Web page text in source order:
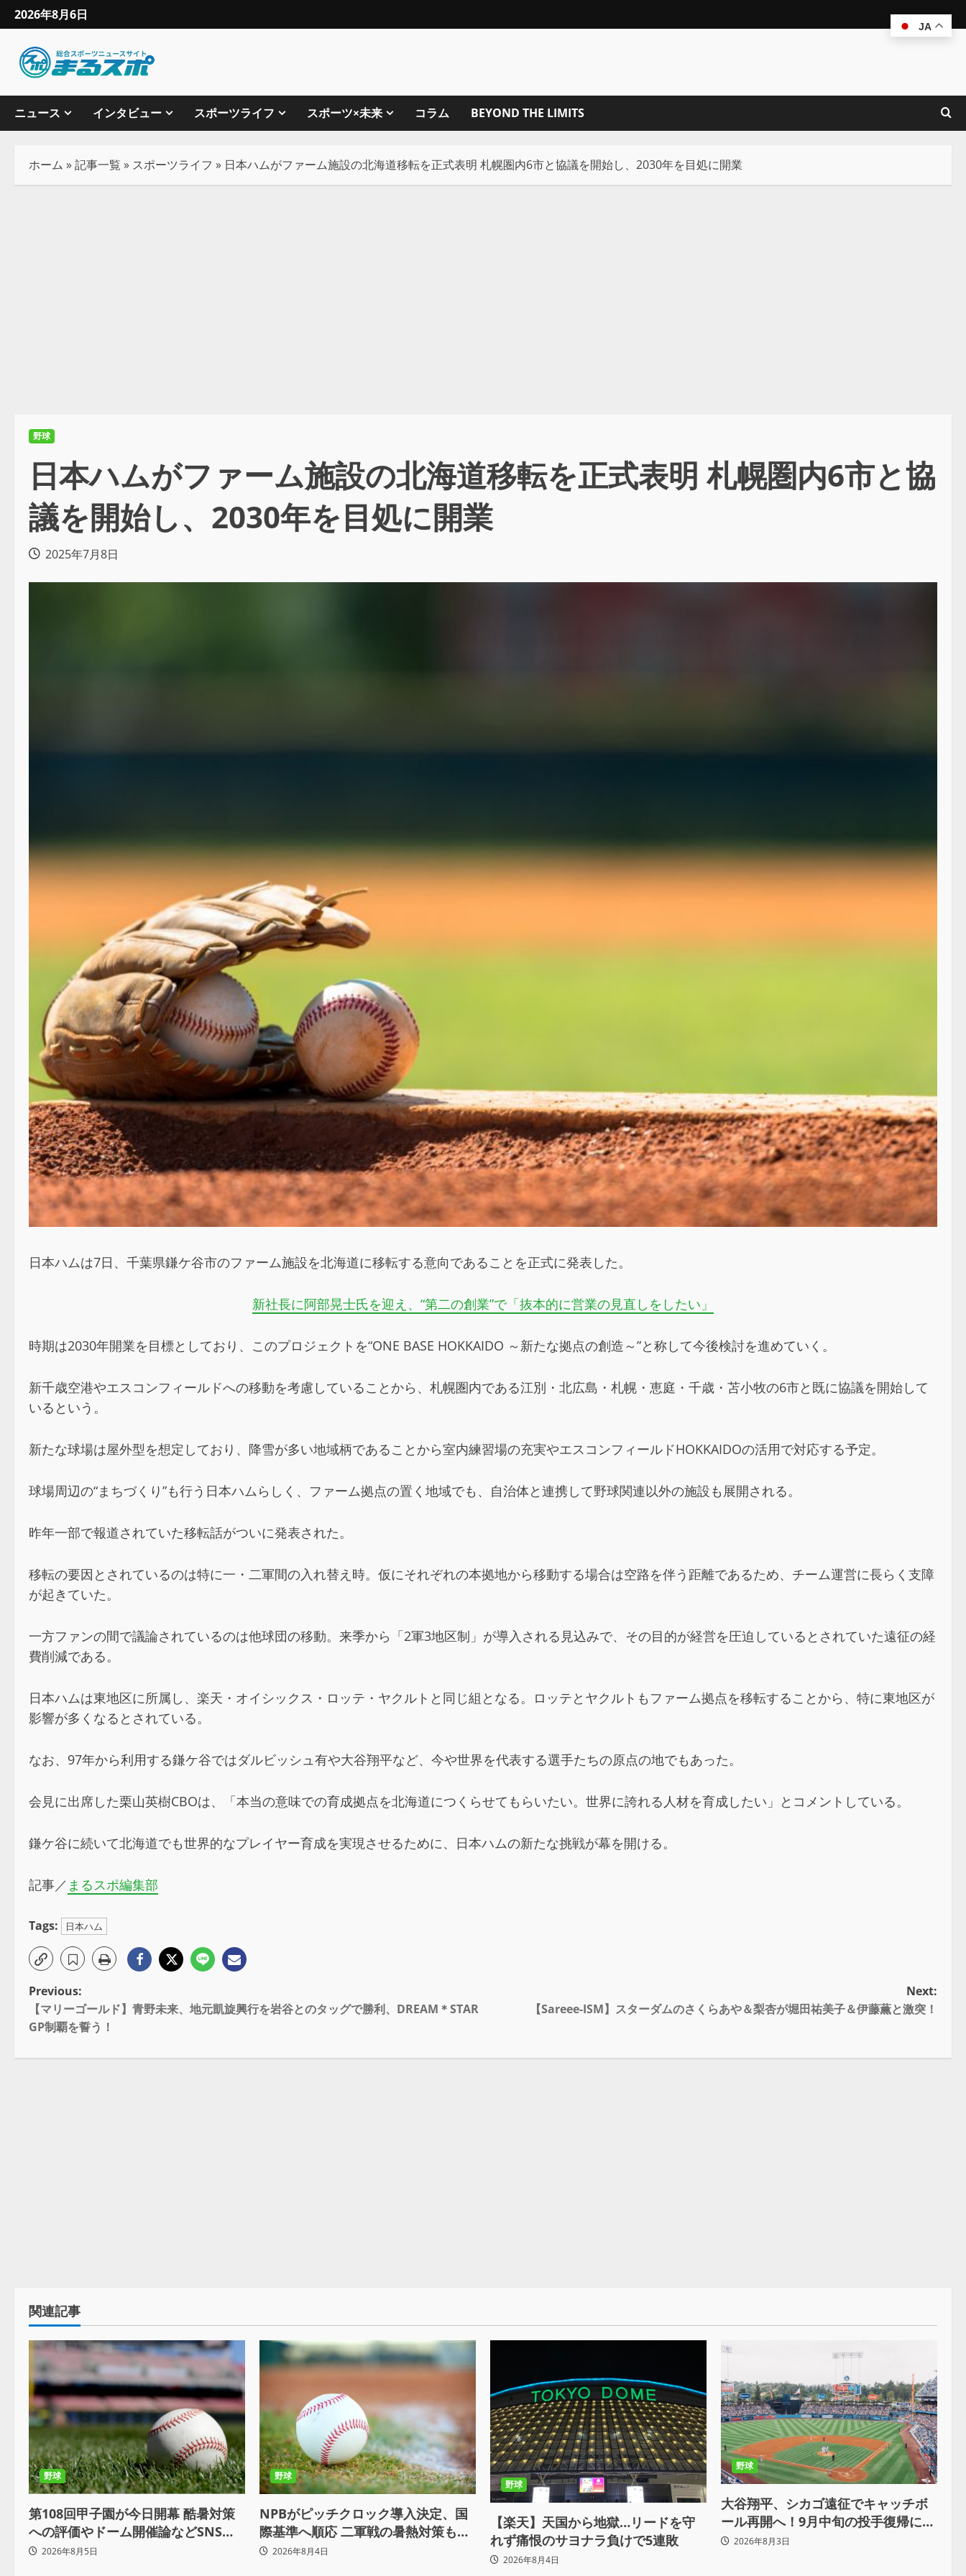
2026年8月6日
ニュース インタビュー スポーツライフ スポーツ×未来 コラム BEYOND THE LIMITS
ホーム »記事一覧 » スポーツライフ » 日本ハムがファーム施設の北海道移転を正式表明 札幌圏内6市と協議を開始し、2030年を目処に開業
野球
日本ハムがファーム施設の北海道移転を正式表明 札幌圏内6市と協
議を開始し、2030年を目処に開業
2025年7月8日
日本ハムは7日、千葉県鎌ケ谷市のファーム施設を北海道に移転する意向であることを正式に発表した。
新社長に阿部晃士氏を迎え、“第二の創業”で「抜本的に営業の見直しをしたい」
時期は2030年開業を目標としており、このプロジェクトを“ONE BASE HOKKAIDO ～新たな拠点の創造～”と称して今後検討を進めていく。
新千歳空港やエスコンフィールドへの移動を考慮していることから、札幌圏内である江別・北広島・札幌・恵庭・千歳・苫小牧の6市と既に協議を開始して
いるという。
新たな球場は屋外型を想定しており、降雪が多い地域柄であることから室内練習場の充実やエスコンフィールドHOKKAIDOの活用で対応する予定。
球場周辺の“まちづくり”も行う日本ハムらしく、ファーム拠点の置く地域でも、自治体と連携して野球関連以外の施設も展開される。
昨年一部で報道されていた移転話がついに発表された。
移転の要因とされているのは特に一・二軍間の入れ替え時。仮にそれぞれの本拠地から移動する場合は空路を伴う距離であるため、チーム運営に長らく支障
が起きていた。
一方ファンの間で議論されているのは他球団の移動。来季から「2軍3地区制」が導入される見込みで、その目的が経営を圧迫しているとされていた遠征の経
費削減である。
日本ハムは東地区に所属し、楽天・オイシックス・ロッテ・ヤクルトと同じ組となる。ロッテとヤクルトもファーム拠点を移転することから、特に東地区が
影響が多くなるとされている。
なお、97年から利用する鎌ケ谷ではダルビッシュ有や大谷翔平など、今や世界を代表する選手たちの原点の地でもあった。
会見に出席した栗山英樹CBOは、「本当の意味での育成拠点を北海道につくらせてもらいたい。世界に誇れる人材を育成したい」とコメントしている。
鎌ケ谷に続いて北海道でも世界的なプレイヤー育成を実現させるために、日本ハムの新たな挑戦が幕を開ける。
記事／ まるスポ編集部
Tags: 日本ハム
Previous:
【マリーゴールド】青野未来、地元凱旋興行を岩谷とのタッグで勝利、DREAM＊STAR
GP制覇を誓う！
Next:
【Sareee-ISM】スターダムのさくらあや＆梨杏が堀田祐美子＆伊藤薫と激突！
関連記事
野球
第108回甲子園が今日開幕 酷暑対策
への評価やドーム開催論などSNSで
議論も
2026年8月5日
野球
NPBがピッチクロック導入決定、国
際基準へ順応 二軍戦の暑熱対策も柔
軟運用へ
2026年8月4日
野球
【楽天】天国から地獄…リードを守
れず痛恨のサヨナラ負けで5連敗
2026年8月4日
野球
大谷翔平、シカゴ遠征でキャッチボ
ール再開へ！9月中旬の投手復帰に向
け慎重調整
2026年8月3日
JA